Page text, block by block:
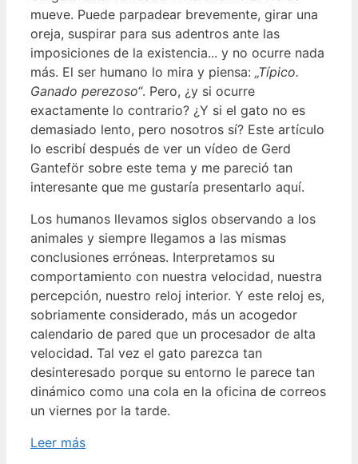
mueve. Puede parpadear brevemente, girar una
oreja, suspirar para sus adentros ante las
imposiciones de la existencia... y no ocurre nada
más. El ser humano lo mira y piensa: „Típico.
Ganado perezoso“. Pero, ¿y si ocurre
exactamente lo contrario? ¿Y si el gato no es
demasiado lento, pero nosotros sí? Este artículo
lo escribí después de ver un vídeo de Gerd
Ganteför sobre este tema y me pareció tan
interesante que me gustaría presentarlo aquí.
Los humanos llevamos siglos observando a los
animales y siempre llegamos a las mismas
conclusiones erróneas. Interpretamos su
comportamiento con nuestra velocidad, nuestra
percepción, nuestro reloj interior. Y este reloj es,
sobriamente considerado, más un acogedor
calendario de pared que un procesador de alta
velocidad. Tal vez el gato parezca tan
desinteresado porque su entorno le parece tan
dinámico como una cola en la oficina de correos
un viernes por la tarde.
Leer más